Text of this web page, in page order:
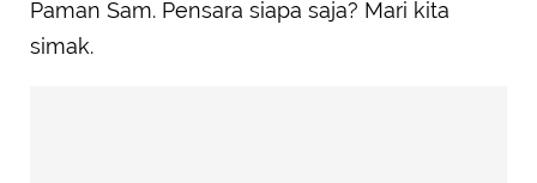
Paman Sam. Pensara siapa saja? Mari kita
simak.